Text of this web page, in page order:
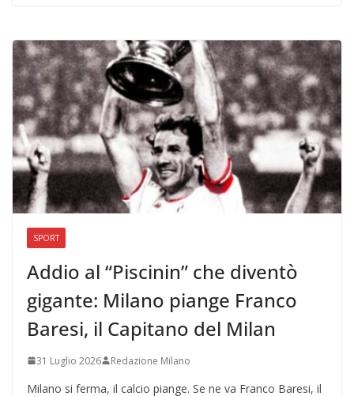
SPORT
Addio al “Piscinin” che diventò
gigante: Milano piange Franco
Baresi, il Capitano del Milan
31 Luglio 2026 Redazione Milano
Milano si ferma, il calcio piange. Se ne va Franco Baresi, il